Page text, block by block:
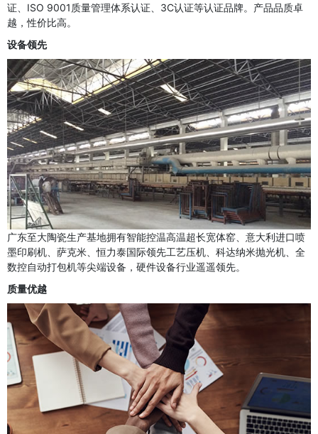
证、ISO 9001质量管理体系认证、3C认证等认证品牌。产品品质卓
越，性价比高。
设备领先
广东至大陶瓷生产基地拥有智能控温高温超长宽体窑、意大利进口喷
墨印刷机、萨克米、恒力泰国际领先工艺压机、科达纳米抛光机、全
数控自动打包机等尖端设备，硬件设备行业遥遥领先。
质量优越